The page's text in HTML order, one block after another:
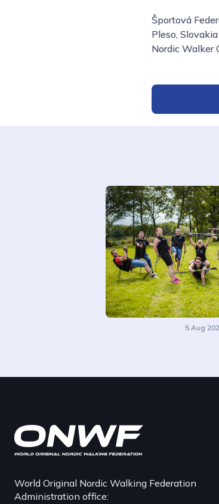
Športová
Pleso,
Nordic Walker
5 Aug
World Original Nordic Walking Federation
Administration office: